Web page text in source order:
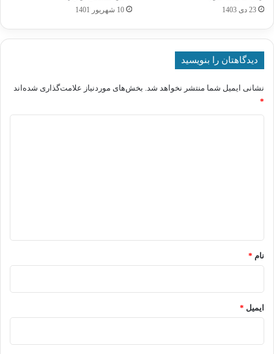
23 دی 1403 10 شهریور 1401
دیدگاهتان را بنویسید
نشانی ایمیل شما منتشر نخواهد شد. بخش‌های موردنیاز علامت‌گذاری شده‌اند
*
نام *
ایمیل *